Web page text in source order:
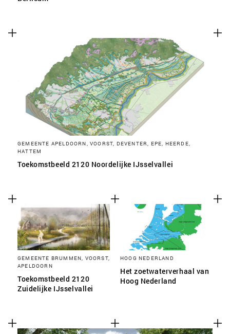
GEMEENTE APELDOORN, VOORST, DEVENTER, EPE, HEERDE,
HATTEM
Toekomstbeeld 2120 Noordelijke IJsselvallei
GEMEENTE BRUMMEN, VOORST,
APELDOORN
Toekomstbeeld 2120
Zuidelijke IJsselvallei
HOOG NEDERLAND
Het zoetwaterverhaal van
Hoog Nederland